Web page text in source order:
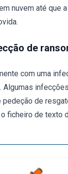
nuvem até que
de
com uma
de
ficheiro de texto